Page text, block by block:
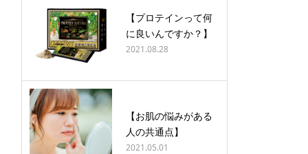
【プロテインって何
に良いんですか？】
2021.08.28
【お肌の悩みがある
人の共通点】
2021.05.01